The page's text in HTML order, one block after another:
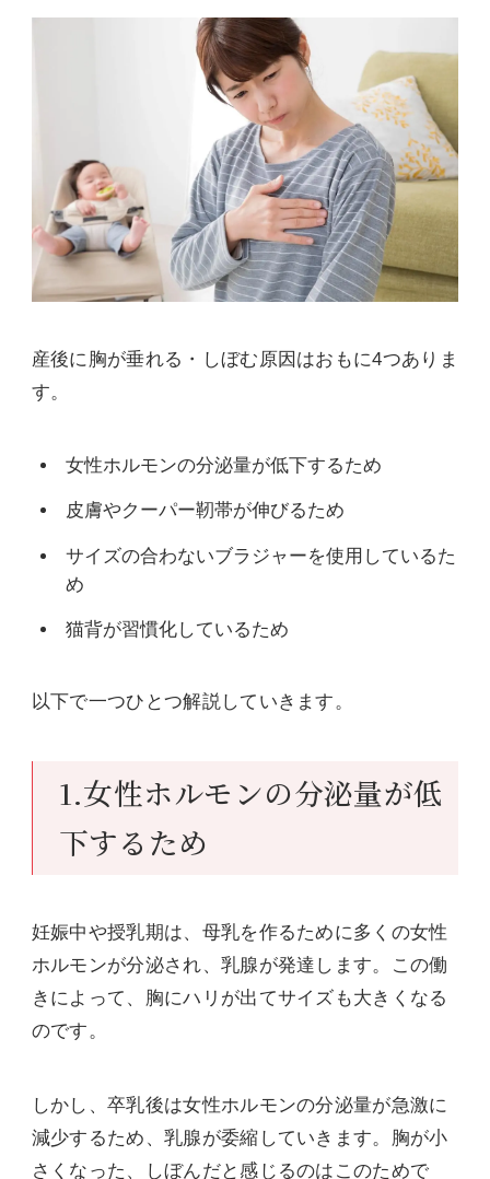
産後に胸が垂れる・しぼむ原因はおもに4つありま
す。
女性ホルモンの分泌量が低下するため
皮膚やクーパー靭帯が伸びるため
サイズの合わないブラジャーを使用しているた
め
猫背が習慣化しているため
以下で一つひとつ解説していきます。
1.女性ホルモンの分泌量が低
下するため
妊娠中や授乳期は、母乳を作るために多くの女性
ホルモンが分泌され、乳腺が発達します。この働
きによって、胸にハリが出てサイズも大きくなる
のです。
しかし、卒乳後は女性ホルモンの分泌量が急激に
減少するため、乳腺が委縮していきます。胸が小
さくなった、しぼんだと感じるのはこのためで